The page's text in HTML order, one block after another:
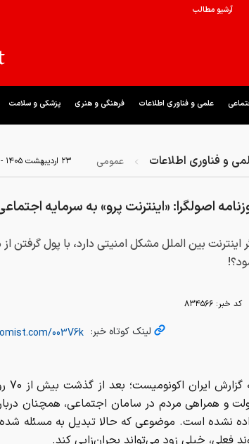
آرشیو مطالب
علمی و فناوری اطلاعات فرهنگی و هنری پزشکی و سلامت
و فناوری اطلاعات عمومی ۲۳ ارديبهشت ۱۴۰۵ - ۰۹:۴۵
اصولگرا: «اینترنت پرو» به سرمایه
اینترنت بین الملل مشکل امنیتی دارد، با پول
کد خبر: ۸۳۴۵۶۶
لینک کوتاه خبر:
و همراهی مردم در سامان اجتماعی، همچنان
نشده است. موضوعی که حالا تبدیل به مسئله
فعلی، خیلی زود می‌تواند بحران‌زایی کند.